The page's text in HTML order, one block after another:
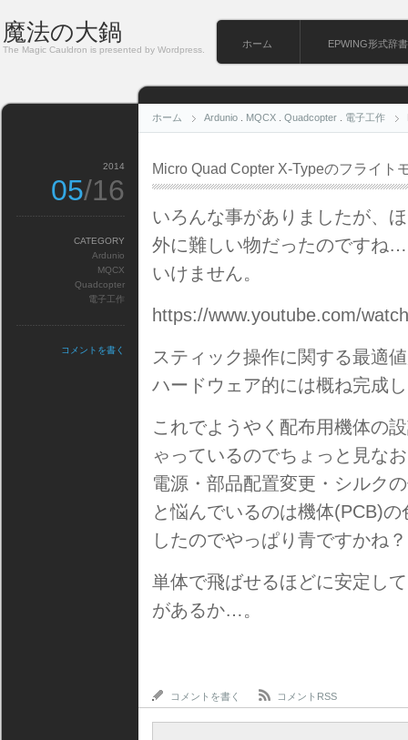
魔法の大鍋
The Magic Cauldron is presented by Wordpress.
ホーム EPWING形式辞書
ホーム Ardunio MQCX Quadcopter 電子工作
Micro Quad Copter X-Typeのフライト
いろんな事がありましたが、
外に難しい物だったのですね
いけません。
https://www.youtube.com/
スティック操作に関する最適
ハードウェア的には概ね完成
これでようやく配布用機体の
ゃっているのでちょっと見な
電源・部品配置変更・シルク
と悩んでいるのは機体(PCB)
したのでやっぱり青ですかね？
単体で飛ばせるほどに安定し
があるか…。
2014
05/16
CATEGORY
Ardunio
MQCX
Quadcopter
電子工作
コメントを書く
コメントを書く コメントRSS